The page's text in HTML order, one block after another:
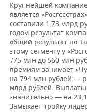
Крупнейшей
является
составили 1,73 млрд
годом результат
общий результат по
этому сегменту у
775 млн до 560 млн
премиям занимает
на 794 млн рублей —
млрд рублей.
значительно — на
Замыкает тройку